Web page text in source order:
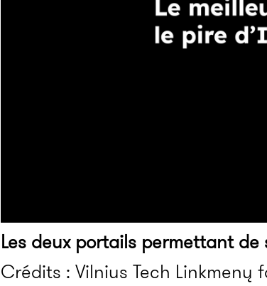
Les deux portails permettant
Crédits : Vilnius Tech Linkmenų